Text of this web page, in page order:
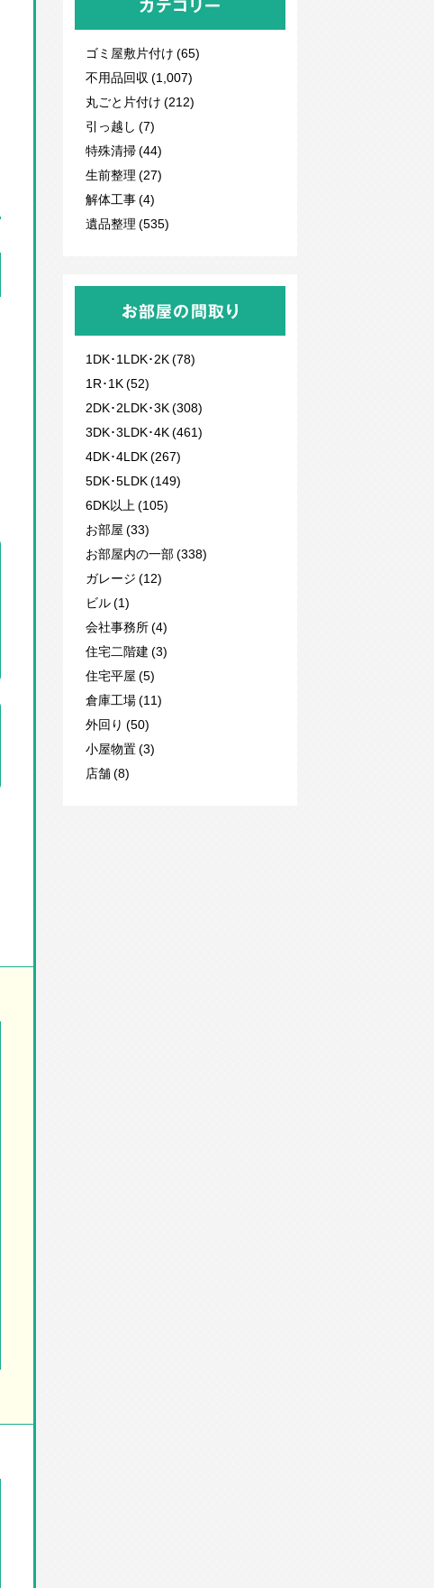
カテゴリー
ゴミ屋敷片付け (65)
不用品回収 (1,007)
丸ごと片付け (212)
引っ越し (7)
特殊清掃 (44)
生前整理 (27)
解体工事 (4)
遺品整理 (535)
お部屋の間取り
1DK･1LDK･2K (78)
1R･1K (52)
2DK･2LDK･3K (308)
3DK･3LDK･4K (461)
4DK･4LDK (267)
5DK･5LDK (149)
6DK以上 (105)
お部屋 (33)
お部屋内の一部 (338)
ガレージ (12)
ビル (1)
会社事務所 (4)
住宅二階建 (3)
住宅平屋 (5)
倉庫工場 (11)
外回り (50)
小屋物置 (3)
店舗 (8)